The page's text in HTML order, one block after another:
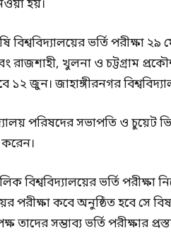
হয়।
বিশ্ববিদ্যালয়ের ভর্তি পরীক্ষা
খুলনা ও চট্টগ্রাম
১২ জুন। জাহাঙ্গীরনগর
পরিষদের সভাপতি ও
বিশ্ববিদ্যালয়ের ভর্তি পরীক্ষা
পরীক্ষা কবে অনুষ্ঠিত হবে সে
তাদের সম্ভাব্য ভর্তি পরীক্ষার